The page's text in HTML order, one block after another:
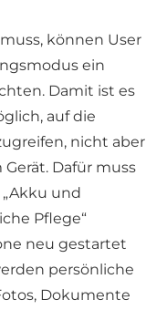
können User
ein
Damit ist es
auf die
nicht aber
Dafür muss
und
Pflege“
neu gestartet
persönliche
Dokumente